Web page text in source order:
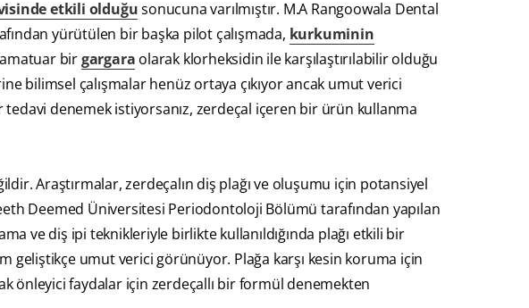
etkili olduğusonucuna varılmıştır. M.A Rangoowala Dental
yürütülen bir başka pilot çalışmada, kurkuminin
birgargara olarak klorheksidin ile karşılaştırılabilir olduğu
bilimsel çalışmalar henüz ortaya çıkıyor ancak umut verici
denemek istiyorsanız, zerdeçal içeren bir ürün kullanma
Araştırmalar, zerdeçalın diş plağı ve oluşumu için potansiyel
Deemed Üniversitesi Periodontoloji Bölümü tarafından yapılan
ve diş ipi teknikleriyle birlikte kullanıldığında plağı etkili bir
geliştikçe umut verici görünüyor. Plağa karşı kesin koruma için
önleyici faydalar için zerdeçallı bir formül denemekten